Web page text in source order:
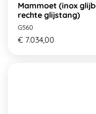
Mammoet (inox
rechte glijstang)
G560
€ 7.034,00